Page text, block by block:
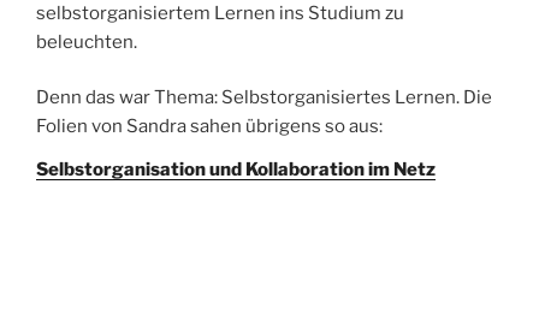
selbstorganisiertem Lernen ins Studium zu
beleuchten.
Denn das war Thema: Selbstorganisiertes Lernen. Die
Folien von Sandra sahen übrigens so aus:
Selbstorganisation und Kollaboration im Netz